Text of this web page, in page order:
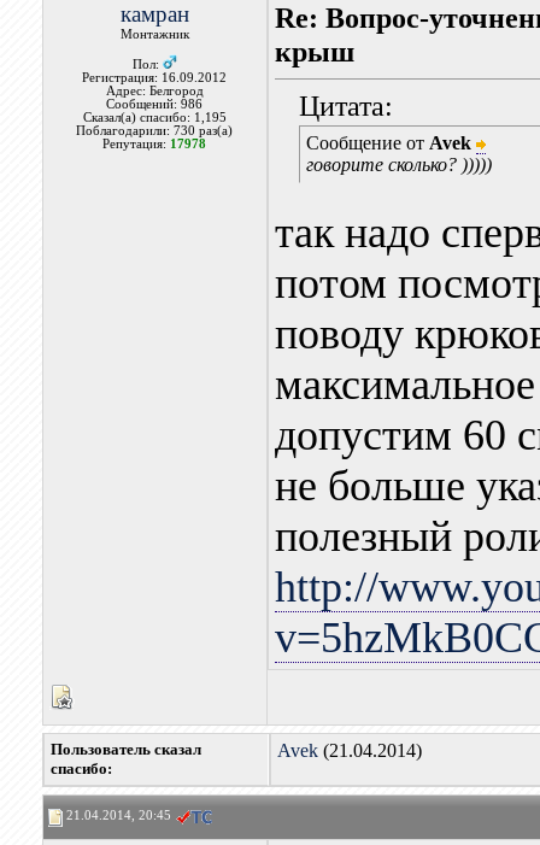
камран
Монтажник
Пол:
Регистрация: 16.09.2012
Адрес: Белгород
Сообщений: 986
Сказал(а) спасибо: 1,195
Поблагодарили: 730 раз(а)
Репутация: 17978
Re: Вопрос-
крыш
Цитата:
Сообщение от Avek
говорите сколько? )))))
так надо
потом
поводу
допустим 60
не больше
полезный
http://
Пользователь сказал
cпасибо:
Avek(21.04.2014)
21.04.2014, 20:45